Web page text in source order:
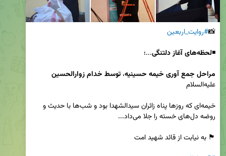
📸#روایت_اربعین
◾️لحظه‌های آغاز دلتنگی
مراحل جمع آوری خیمه حسینیه، توسط خدامزوارالحسین